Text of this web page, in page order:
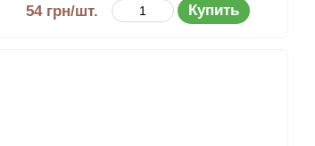
54 грн/шт. Купить